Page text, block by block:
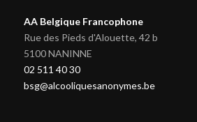
AA Belgique Francophone
Rue des Pieds d'Alouette, 42 b
5100 NANINNE
02 511 40 30
bsg@alcooliquesanonymes.be